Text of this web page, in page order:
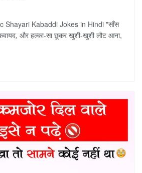
Shayari Kabaddi Jokes in Hindi "साँस
और हल्का-सा छूकर खुशी-खुशी लौट आना,